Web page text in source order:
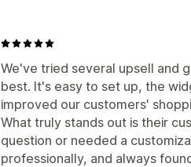
We've tried several upsell and
best. It's easy to set up, the
improved our customers'
What truly stands out is their
question or needed a
professionally, and always